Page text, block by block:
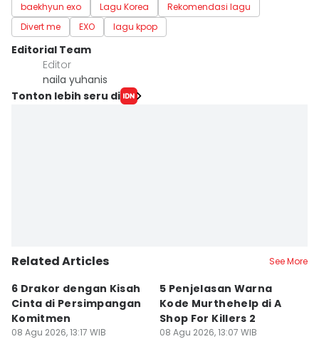
baekhyun exo Lagu Korea
Rekomendasi lagu
Divert me
EXO lagu kpop
Editorial Team
Editor
naila yuhanis
Tonton lebih seru di
Related Articles See More
6 Drakor dengan Kisah
Cinta di Persimpangan
Komitmen
08 Agu 2026, 13:17 WIB
5 Penjelasan Warna
Kode Murthehelp di A
Shop For Killers 2
08 Agu 2026, 13:07 WIB